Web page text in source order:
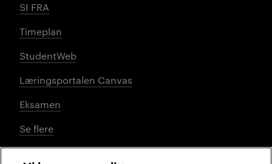
SI FRA
Timeplan
StudentWeb
Læringsportalen Canvas
Eksamen
Se flere